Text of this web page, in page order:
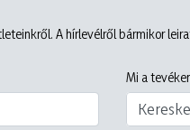
A hírlevélről bármikor
Mi a